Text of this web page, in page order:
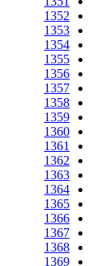
1352
1353
1354
1355
1356
1357
1358
1359
1360
1361
1362
1363
1364
1365
1366
1367
1368
1369